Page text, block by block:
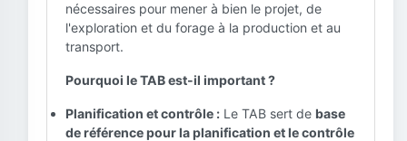
nécessaires pour mener à bien le projet, de
l'exploration et du forage à la production et au
transport.
Pourquoi le TAB est-il important ?
Planification et contrôle : Le TAB sert de base
de référence pour la planification et le contrôle